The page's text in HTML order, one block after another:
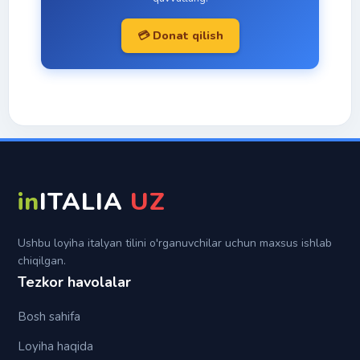
Passato remoto
Trapassato prossimo
Trapassato remoto
Su
Italyan imo-ishoralari
Topiklar
💳 Donat qilish
inITALIA UZ
Ushbu loyiha italyan tilini o'rganuvchilar uchun maxsus ishlab
chiqilgan.
Tezkor havolalar
Bosh sahifa
Loyiha haqida